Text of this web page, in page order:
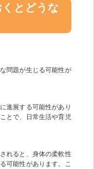
とどうな
問題が生じる可能性が
進展する可能性があり
とで、日常生活や育児
れると、身体の柔軟性
可能性があります。こ